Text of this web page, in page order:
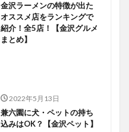
金沢ラーメンの特徴が出た
オススメ店をランキングで
紹介！全5店！【金沢グルメ
まとめ】
2022年5月13日
兼六園に犬・ペットの持ち
込みはOK？【金沢ペット】